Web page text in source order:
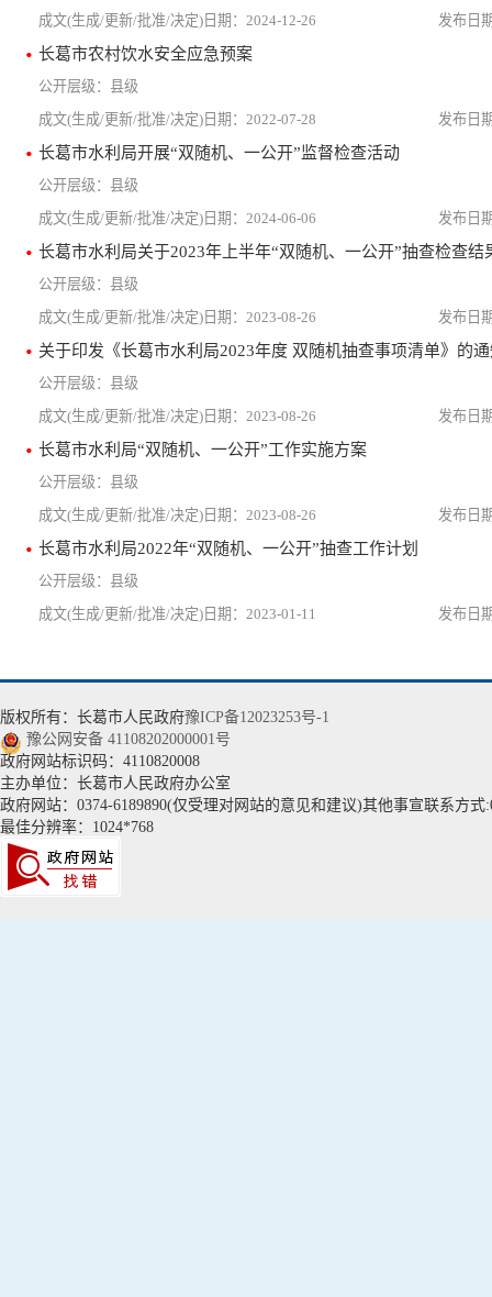
2024-12-26
长葛市农村饮水安全应急预案
县级
2022-07-28
长葛市水利局开展“双随机、一公开”监督检查活动
县级
2024-06-06
长葛市水利局关于2023年上半年“双随机、一公开”抽查检查结
县级
2023-08-26
关于印发《长葛市水利局2023年度 双随机抽查事项清单》的
县级
2023-08-26
长葛市水利局“双随机、一公开”工作实施方案
县级
2023-08-26
长葛市水利局2022年“双随机、一公开”抽查工作计划
县级
2023-01-11
版权所有：长葛市人民政府豫ICP备12023253号-1
豫公网安备 41108202000001号
政府网站标识码：4110820008
主办单位：长葛市人民政府办公室
政府网站：0374-6189890(仅受理对网站的意见和建议)其他事宣联系方式
最佳分辨率：1024*768